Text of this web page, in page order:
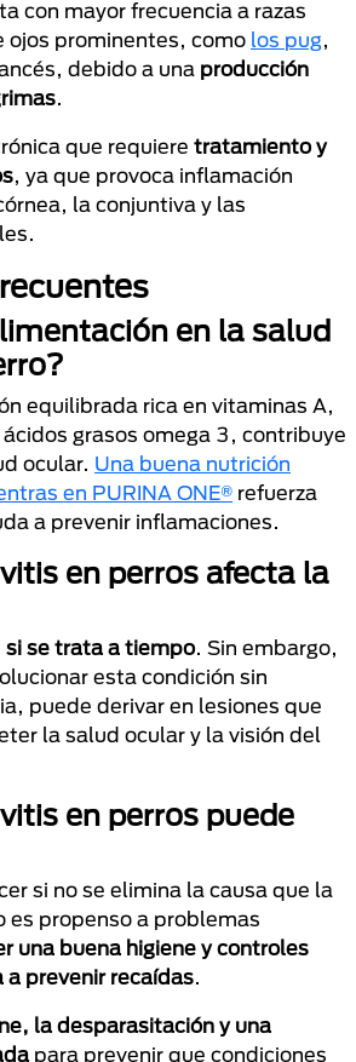
con mayor frecuencia a razas
ojos prominentes, como los pug,
debido a una producción
.
que requiere tratamiento y
, ya que provoca inflamación
la conjuntiva y las
en la salud
equilibrada rica en vitaminas A,
ácidos grasos omega 3, contribuye
ocular. Una buena nutrición
en PURINA ONE® refuerza
a prevenir inflamaciones.
en perros afecta la
si se trata a tiempo. Sin embargo,
esta condición sin
puede derivar en lesiones que
la salud ocular y la visión del
en perros puede
si no se elimina la causa que la
es propenso a problemas
una buena higiene y controles
prevenir recaídas.
la desparasitación y una
para prevenir que condiciones